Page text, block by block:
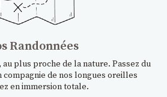
Randonnées
plus proche de la nature. Passez du
compagnie de nos longues oreilles
en immersion totale.